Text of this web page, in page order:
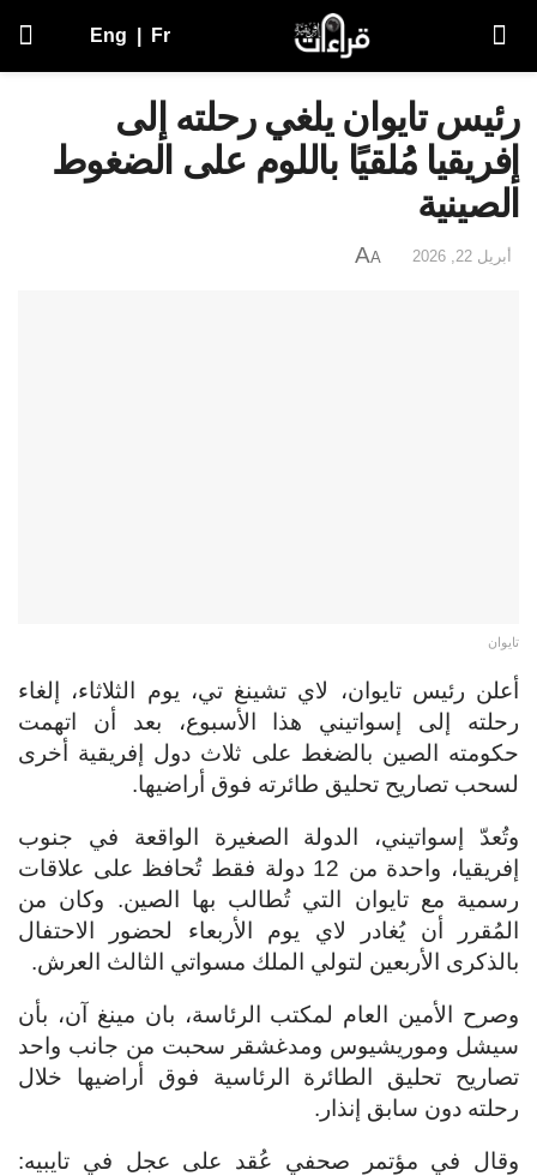
Eng Fr
رئيس تايوان يلغي رحلته إلى
إفريقيا مُلقيًا باللوم على الضغوط
الصينية
أبريل 22, 2026 A
A
تايوان
أعلن رئيس تايوان، لاي تشينغ تي، يوم الثلاثاء، إلغاء
رحلته إلى إسواتيني هذا الأسبوع، بعد أن اتهمت
حكومته الصين بالضغط على ثلاث دول إفريقية أخرى
لسحب تصاريح تحليق طائرته فوق أراضيها.
وتُعدّ إسواتيني، الدولة الصغيرة الواقعة في جنوب
إفريقيا، واحدة من 12 دولة فقط تُحافظ على علاقات
رسمية مع تايوان التي تُطالب بها الصين. وكان من
المُقرر أن يُغادر لاي يوم الأربعاء لحضور الاحتفال
بالذكرى الأربعين لتولي الملك مسواتي الثالث العرش.
وصرح الأمين العام لمكتب الرئاسة، بان مينغ آن، بأن
سيشل وموريشيوس ومدغشقر سحبت من جانب واحد
تصاريح تحليق الطائرة الرئاسية فوق أراضيها خلال
رحلته دون سابق إنذار.
وقال في مؤتمر صحفي عُقد على عجل في تايبيه: